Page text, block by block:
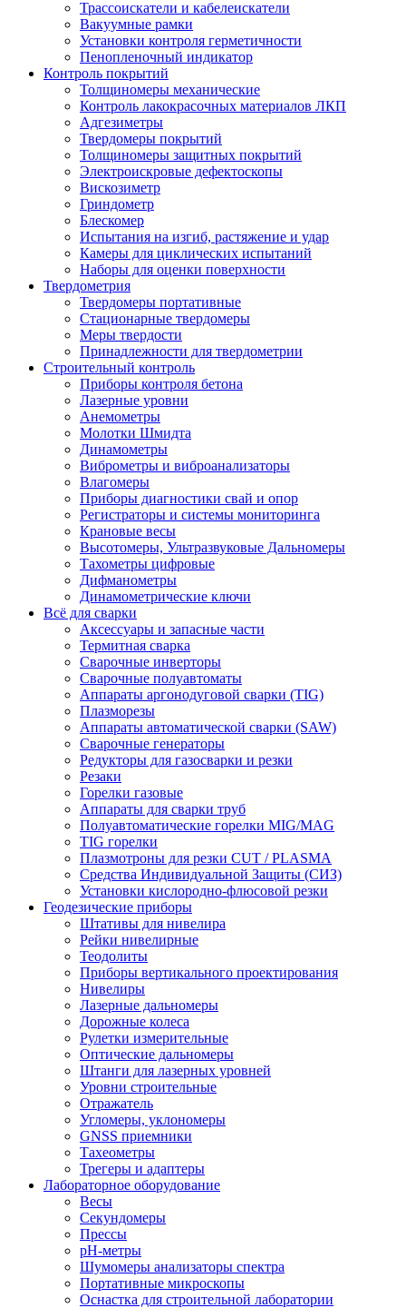
Трассоискатели и кабелеискатели
Вакуумные рамки
Установки контроля герметичности
Пенопленочный индикатор
Контроль покрытий
Толщиномеры механические
Контроль лакокрасочных материалов ЛКП
Адгезиметры
Твердомеры покрытий
Толщиномеры защитных покрытий
Электроискровые дефектоскопы
Вискозиметр
Гриндометр
Блескомер
Испытания на изгиб, растяжение и удар
Камеры для циклических испытаний
Наборы для оценки поверхности
Твердометрия
Твердомеры портативные
Стационарные твердомеры
Меры твердости
Принадлежности для твердометрии
Строительный контроль
Приборы контроля бетона
Лазерные уровни
Анемометры
Молотки Шмидта
Динамометры
Виброметры и виброанализаторы
Влагомеры
Приборы диагностики свай и опор
Регистраторы и системы мониторинга
Крановые весы
Высотомеры, Ультразвуковые Дальномеры
Тахометры цифровые
Дифманометры
Динамометрические ключи
Всё для сварки
Аксессуары и запасные части
Термитная сварка
Сварочные инверторы
Сварочные полуавтоматы
Аппараты аргонодуговой сварки (TIG)
Плазморезы
Аппараты автоматической сварки (SAW)
Сварочные генераторы
Редукторы для газосварки и резки
Резаки
Горелки газовые
Аппараты для сварки труб
Полуавтоматические горелки MIG/MAG
TIG горелки
Плазмотроны для резки CUT / PLASMA
Средства Индивидуальной Защиты (СИЗ)
Установки кислородно-флюсовой резки
Геодезические приборы
Штативы для нивелира
Рейки нивелирные
Теодолиты
Приборы вертикального проектирования
Нивелиры
Лазерные дальномеры
Дорожные колеса
Рулетки измерительные
Оптические дальномеры
Штанги для лазерных уровней
Уровни строительные
Отражатель
Угломеры, уклономеры
GNSS приемники
Тахеометры
Трегеры и адаптеры
Лабораторное оборудование
Весы
Секундомеры
Прессы
pH-метры
Шумомеры анализаторы спектра
Портативные микроскопы
Оснастка для строительной лаборатории